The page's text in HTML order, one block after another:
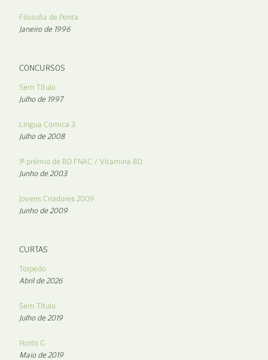
Filosofia de Ponta
Janeiro de 1996
CONCURSOS
Sem Título
Julho de 1997
Lingua Comica 3
Julho de 2008
1º prémio de BD FNAC / Vitamina BD
Junho de 2003
Jovens Criadores 2009
Junho de 2009
CURTAS
Torpedo
Abril de 2026
Sem Título
Julho de 2019
Ponto G
Maio de 2019